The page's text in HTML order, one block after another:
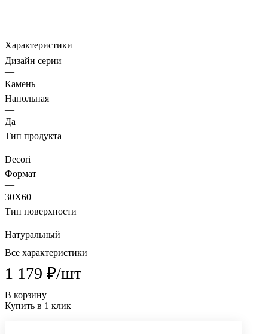
Характеристики
Дизайн серии
—
Камень
Напольная
—
Да
Тип продукта
—
Decori
Формат
—
30X60
Тип поверхности
—
Натуральный
Все характеристики
1 179 ₽/шт
В корзину
Купить в 1 клик